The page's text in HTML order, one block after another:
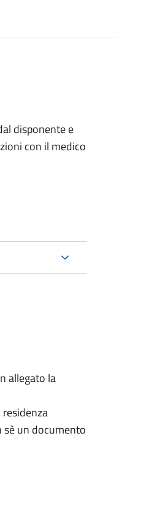
disponente e
con il medico
allegato la
sè un documento